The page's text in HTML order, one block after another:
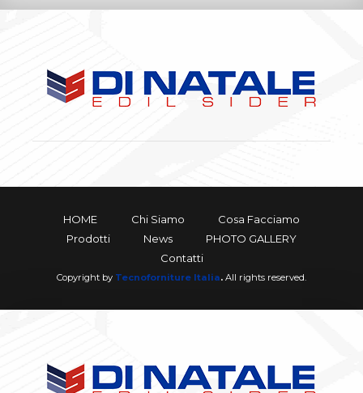
HOME Chi Siamo
Cosa Facciamo
Prodotti
News
PHOTO GALLERY
Contatti
Copyright by Tecnoforniture Italia. All rights reserved.